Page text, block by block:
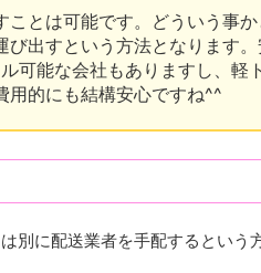
とは可能です。どういう事
出すという方法となります
可能な会社もありますし、軽
用的にも結構安心ですね^^
別に配送業者を手配するという